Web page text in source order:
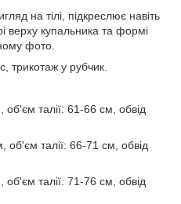
на тілі, підкреслює навіть
верху купальника та формі
фото.
трикотаж у рубчик.
об'єм талії: 61-66 см, обвід
об'єм талії: 66-71 см, обвід
об'єм талії: 71-76 см, обвід